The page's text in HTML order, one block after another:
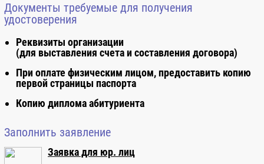
Документы требуемые для получения
удостоверения
Реквизиты организации
(для выставления счета и составления договора)
При оплате физическим лицом, предоставить копию
первой страницы паспорта
Копию диплома абитуриента
Заполнить заявление
Заявка для юр. лиц